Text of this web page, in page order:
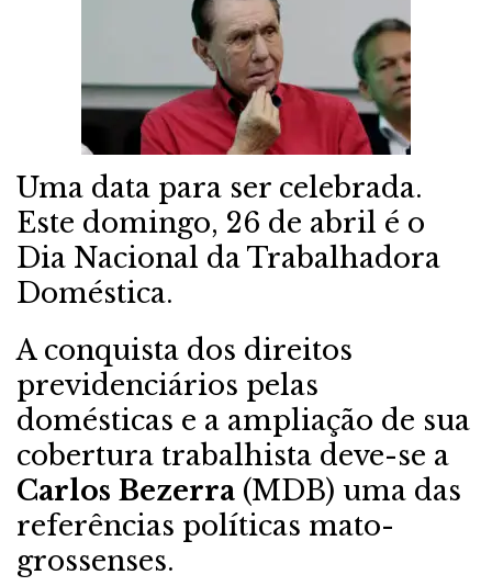
Uma data para ser celebrada.
Este domingo, 26 de abril é o
Dia Nacional da Trabalhadora
Doméstica.
A conquista dos direitos
previdenciários pelas
domésticas e a ampliação de sua
cobertura trabalhista deve-se a
Carlos Bezerra (MDB) uma das
referências políticas mato-
grossenses.